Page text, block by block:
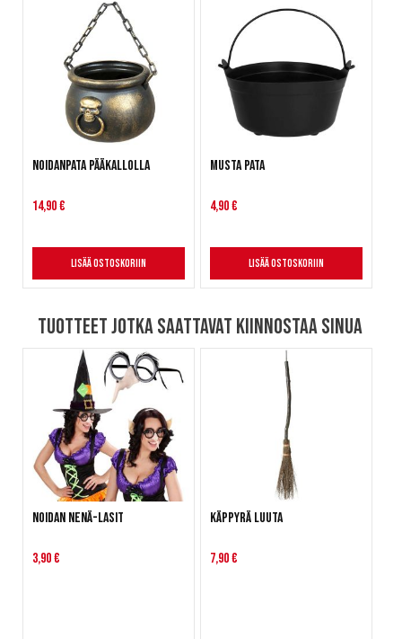
Noidanpata pääkallolla
14,90 €
Lisää ostoskoriin
Musta pata
4,90 €
Lisää ostoskoriin
Tuotteet jotka saattavat kiinnostaa sinua
Noidan nenä-lasit
3,90 €
Käppyrä Luuta
7,90 €